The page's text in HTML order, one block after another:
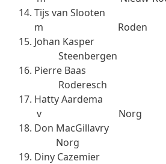
Tijs van
m
Johan
Steenbergen
Pierre
Roderesch
Hatty
v
Don
Norg
Diny